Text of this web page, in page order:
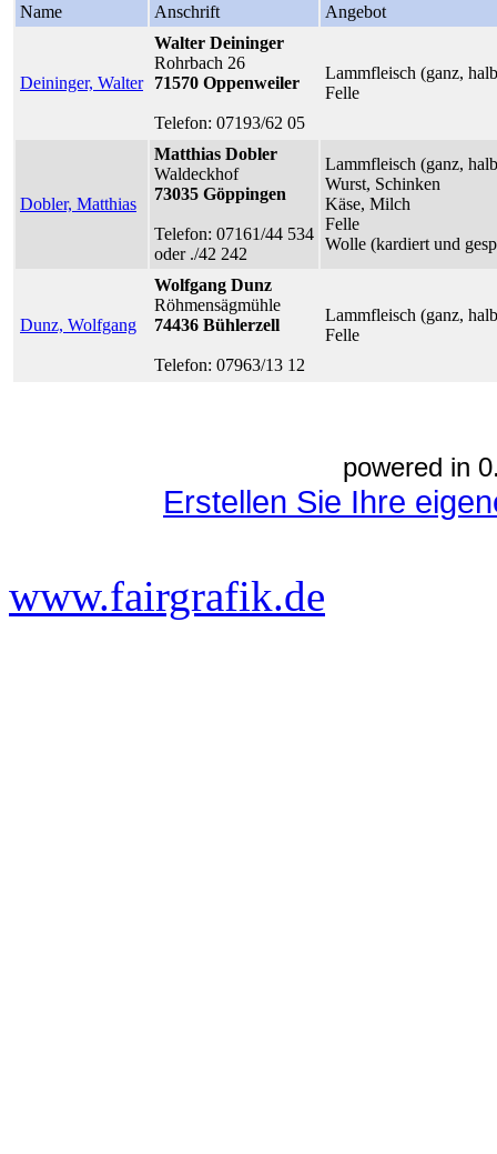
Name Anschrift Angebot
Deininger, Walter
Walter Deininger
Rohrbach 26
71570 Oppenweiler
Telefon: 07193/62 05
Lammfleisch (ganz,
Felle
Dobler, Matthias
Matthias Dobler
Waldeckhof
73035 Göppingen
Telefon: 07161/44 534
oder ./42 242
Lammfleisch (ganz,
Wurst, Schinken
Käse, Milch
Felle
Wolle (kardiert und
Dunz, Wolfgang
Wolfgang Dunz
Röhmensägmühle
74436 Bühlerzell
Telefon: 07963/13 12
Lammfleisch (ganz,
Felle
powered in
Erstellen Sie Ihre
www.fairgrafik.de